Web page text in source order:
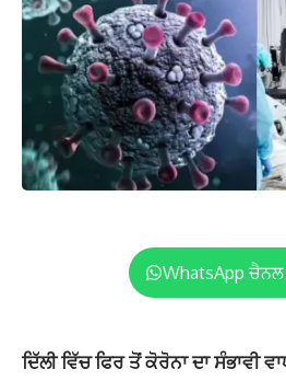
WhatsApp ਚੈਨਲ
ਦਿੱਲੀ ਵਿੱਚ ਫਿਰ ਤੋਂ ਕੋਰੋਨਾ ਦਾ ਸੰਭਾਵੀ